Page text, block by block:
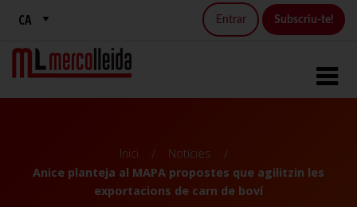
Entrar Subscriu-te!
Inici
Notícies
Anice planteja al MAPA propostes que agilitzin les
exportacions de carn de boví